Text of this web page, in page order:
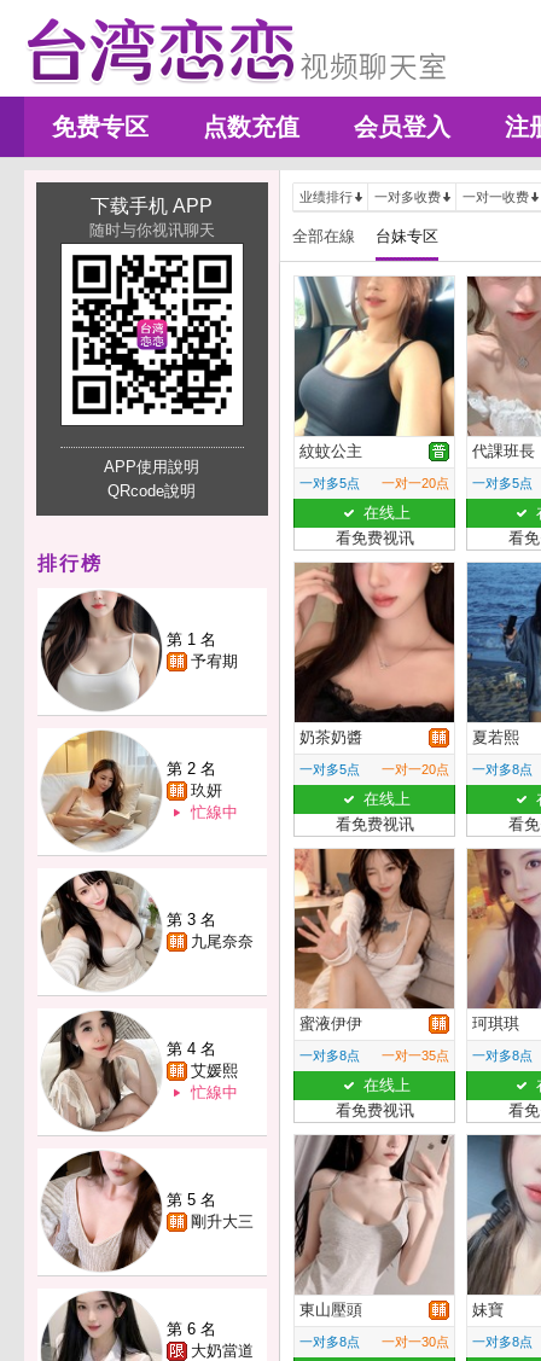
免费专区 点数充值 会员登入 注
下载手机 APP
随时与你视讯聊天
APP使用說明
QRcode說明
排行榜
第 1 名
予宥期
第 2 名
玖妍
忙線中
第 3 名
九尾奈奈
第 4 名
艾媛熙
忙線中
第 5 名
剛升大三
第 6 名
大奶當道
业绩排行 一对多收费 一对一收费
全部在線 台妹专区
紋蚊公主
一对多5点 一对一20点
在线上
看免费视讯
代課班長
一对多5点
看
奶茶奶醬
一对多5点 一对一20点
在线上
看免费视讯
夏若熙
一对多8点
看
蜜液伊伊
一对多8点 一对一35点
在线上
看免费视讯
珂琪琪
一对多8点
看
東山壓頭
一对多8点 一对一30点
妹寶
一对多8点